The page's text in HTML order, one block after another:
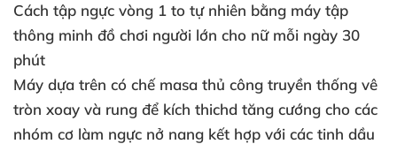
Cách tập ngực vòng 1 to tự nhiên bằng máy tập
thông minh đồ chơi người lớn cho nữ mỗi ngày 30
phút
Máy dựa trên có chế masa thủ công truyền thống vê
tròn xoay và rung để kích thichd tăng cướng cho các
nhóm cơ làm ngực nở nang kết hợp với các tinh dầu